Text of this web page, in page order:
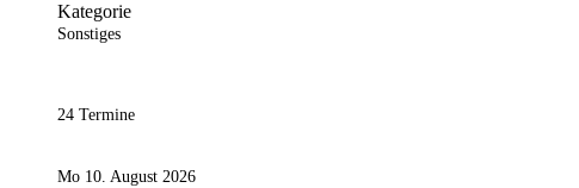
Kategorie
Sonstiges
24 Termine
Mo 10. August 2026